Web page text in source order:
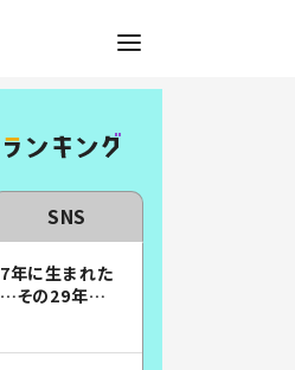
SNS
年に生まれた
その29年後